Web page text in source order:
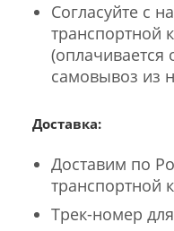
Согласуйте с
транспортной
(оплачивается
самовывоз из
Доставка:
Доставим по
транспортной
Трек-номер